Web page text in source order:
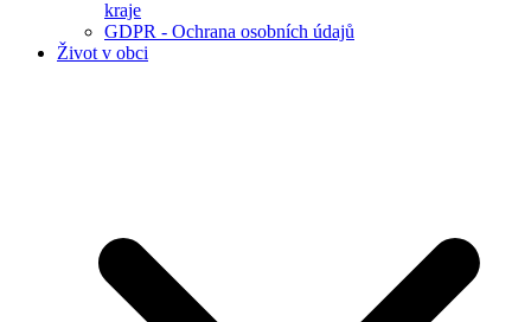
kraje
GDPR - Ochrana osobních údajů
Život v obci